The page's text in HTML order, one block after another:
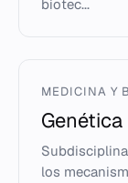
biotec...
MEDICINA Y
los